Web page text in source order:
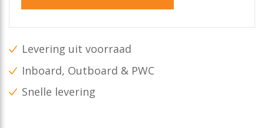
Levering uit voorraad
Inboard, Outboard & PWC
Snelle levering